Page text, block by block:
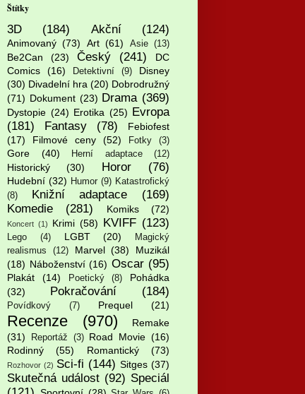
Štítky
3D (184) Akční (124)
Animovaný (73) Art (61) Asie (13)
Be2Can (23) Český (241)
DC
Comics
(16) Detektivní (9)
Disney
(30) Divadelní hra (20) Dobrodružný
(71) Dokument (23) Drama (369)
Dystopie (24) Erotika (25)
Evropa
(181)
Fantasy (78)
Febiofest
(17)
Filmové ceny (52) Fotky (3)
Gore (40) Herní adaptace (12)
Historický (30) Horor (76)
Hudební (32) Humor (9) Katastrofický
(8)
Knižní adaptace
(169)
Komedie
(281) Komiks (72)
Koncert (1) Krimi (58) KVIFF (123)
Lego (4) LGBT (20)
Magický
realismus
(12) Marvel (38)
Muzikál
(18) Náboženství (16) Oscar (95)
Plakát (14) Poetický (8)
Pohádka
(32)
Pokračování (184)
Povídkový (7) Prequel (21)
Recenze (970)
Remake
(31)
Reportáž (3) Road Movie (16)
Rodinný
(55) Romantický (73)
Rozhovor (2) Sci-fi (144) Sitges (37)
Skutečná událost (92) Speciál